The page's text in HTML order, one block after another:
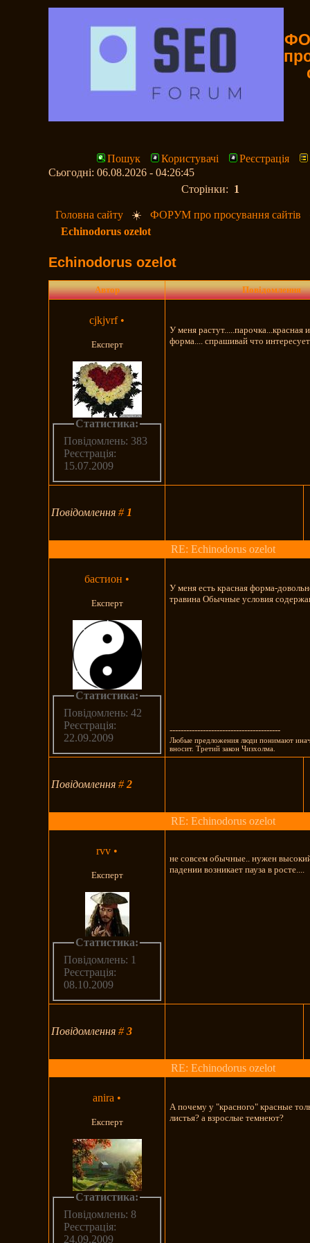
Пошук Користувачі
Реєстрація
Сьогодні: 06.08.2026 - 04:26:45
Сторінки: 1
Головна сайту ☀️ФОРУМ про просування сайтів
Echinodorus ozelot
Echinodorus ozelot
Автор Повідомлення
cjkjvrf •
Експерт
Статистика:
Повідомлень: 383
Реєстрація:
15.07.2009
У меня растут.....парочка...красная
форма.... спрашивай что
Повідомлення# 1
RE: Echinodorus ozelot
бастион •
Експерт
Статистика:
Повідомлень: 42
Реєстрація:
22.09.2009
У меня есть красная форма-
травина Обычные условия
----------------------------------------
Любые предложения люди понимают
вносит. Третий закон Чизхолма.
Повідомлення#2
RE: Echinodorus ozelot
rvv •
Експерт
Статистика:
Повідомлень: 1
Реєстрація:
08.10.2009
не совсем обычные.. нужен
падении возникает пауза в росте....
Повідомлення#3
RE: Echinodorus ozelot
anira •
Експерт
Статистика:
Повідомлень: 8
Реєстрація:
24.09.2009
А почему у "красного" красные
листья? а взрослые темнеют?